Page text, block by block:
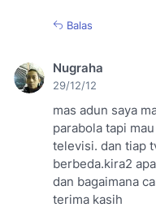
Balas
Nugraha
29/12/12
mas adun saya
parabola tapi
televisi. dan tiap
berbeda.kira2
dan bagaimana
terima kasih